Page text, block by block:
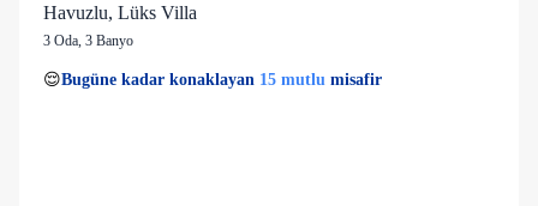
Havuzlu, Lüks Villa
3 Oda, 3 Banyo
👀Son 1 saatte41 kişigörüntüledi